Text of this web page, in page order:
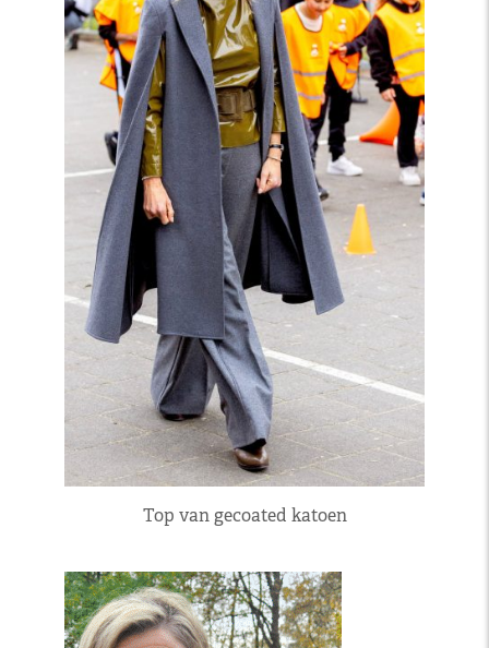
Top van gecoated katoen